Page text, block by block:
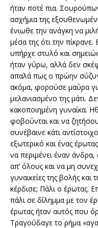
ήταν ποτέ πια.
ασχήμια της
ένιωθε την ανάγκη να
μέσα της ότι την
υπήρχε στυλό και
ήταν γύρω, αλλά δεν
απαλά πως ο πρώην
ακόμα, φορούσε μαύρα
μελανιασμένο της μάτι.
κακοποιημένη γυναίκα.
φοβούνται και να
συνέβαινε κάτι
εξωτερικό και ένας
να περιμένει έναν
απ’ όλους και να μη
γυναικείες της βολής και
κέρδισε; Πάλι ο έρωτας.
πάλι σε δίλημμα με τον
έρωτας ήταν αυτός που
Τραγούδαγε το ρήμα